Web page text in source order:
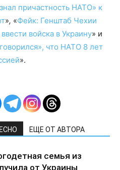
причастность НАТО» к
», «Фейк: Генштаб Чехии
войска в Украину» и
что НАТО 8 лет
».
ЕЩЕ ОТ АВТОРА
семья из
от Украины